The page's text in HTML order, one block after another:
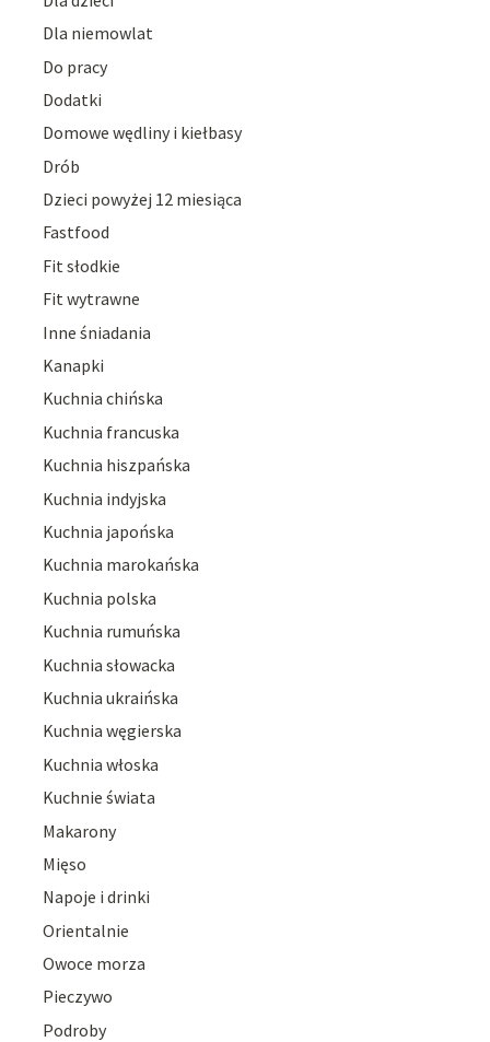
Dla niemowlat
Do pracy
Dodatki
Domowe wędliny i kiełbasy
Drób
Dzieci powyżej 12 miesiąca
Fastfood
Fit słodkie
Fit wytrawne
Inne śniadania
Kanapki
Kuchnia chińska
Kuchnia francuska
Kuchnia hiszpańska
Kuchnia indyjska
Kuchnia japońska
Kuchnia marokańska
Kuchnia polska
Kuchnia rumuńska
Kuchnia słowacka
Kuchnia ukraińska
Kuchnia węgierska
Kuchnia włoska
Kuchnie świata
Makarony
Mięso
Napoje i drinki
Orientalnie
Owoce morza
Pieczywo
Podroby